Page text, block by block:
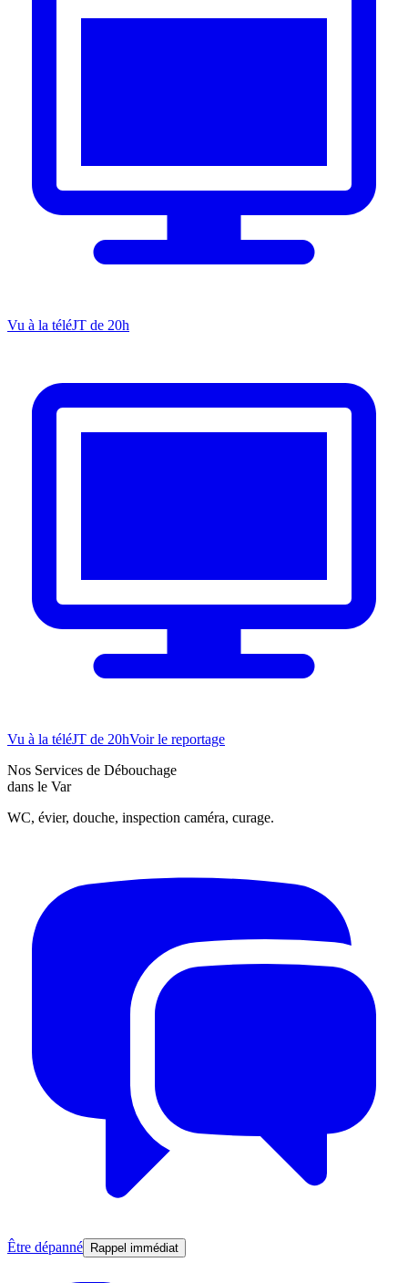
Vu à la téléJT de 20h
Vu à la téléJT de 20hVoir le reportage
Nos Services de Débouchage
dans le Var
WC, évier, douche, inspection caméra, curage.
Être dépanné Rappel immédiat